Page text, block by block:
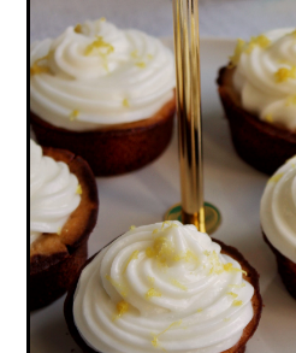
MUFFINS MARBRÉS
GLAÇAGE